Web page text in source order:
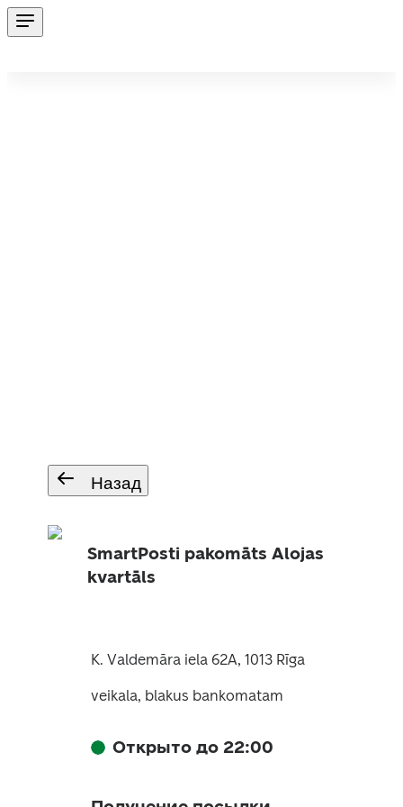
Назад
SmartPosti pakomāts Alojas
kvartāls
K. Valdemāra iela 62A, 1013 Rīga
veikala, blakus bankomatam
Открыто до 22:00